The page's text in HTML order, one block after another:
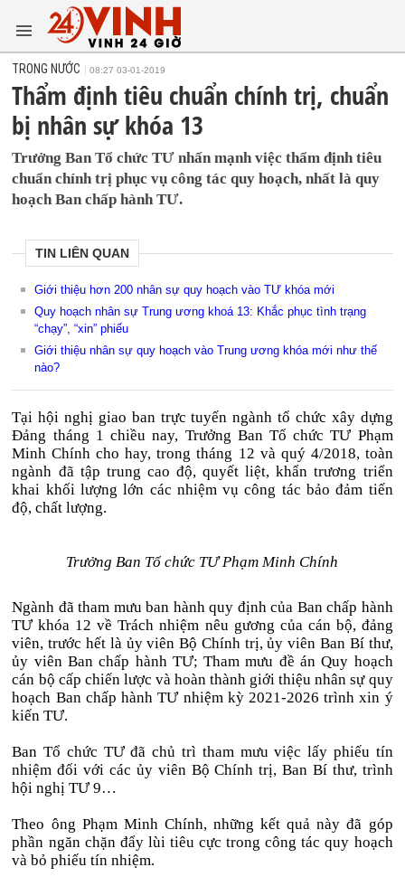
TRONG NƯỚC 08:27 03-01-2019
Thẩm định tiêu chuẩn chính trị, chuẩn
bị nhân sự khóa 13
Trưởng Ban Tổ chức TƯ nhấn mạnh việc thẩm định tiêu
chuẩn chính trị phục vụ công tác quy hoạch, nhất là quy
hoạch Ban chấp hành TƯ.
TIN LIÊN QUAN
Giới thiệu hơn 200 nhân sự quy hoạch vào TƯ khóa mới
Quy hoạch nhân sự Trung ương khoá 13: Khắc phục tình trạng
“chạy”, “xin” phiếu
Giới thiệu nhân sự quy hoạch vào Trung ương khóa mới như thế
nào?
Tại hội nghị giao ban trực tuyến ngành tổ chức xây dựng
Đảng tháng 1 chiều nay, Trưởng Ban Tổ chức TƯ Phạm
Minh Chính cho hay, trong tháng 12 và quý 4/2018, toàn
ngành đã tập trung cao độ, quyết liệt, khẩn trương triển
khai khối lượng lớn các nhiệm vụ công tác bảo đảm tiến
độ, chất lượng.
Trưởng Ban Tổ chức TƯ Phạm Minh Chính
Ngành đã tham mưu ban hành quy định của Ban chấp hành
TƯ khóa 12 về Trách nhiệm nêu gương của cán bộ, đảng
viên, trước hết là ủy viên Bộ Chính trị, ủy viên Ban Bí thư,
ủy viên Ban chấp hành TƯ; Tham mưu đề án Quy hoạch
cán bộ cấp chiến lược và hoàn thành giới thiệu nhân sự quy
hoạch Ban chấp hành TƯ nhiệm kỳ 2021-2026 trình xin ý
kiến TƯ.
Ban Tổ chức TƯ đã chủ trì tham mưu việc lấy phiếu tín
nhiệm đối với các ủy viên Bộ Chính trị, Ban Bí thư, trình
hội nghị TƯ 9…
Theo ông Phạm Minh Chính, những kết quả này đã góp
phần ngăn chặn đẩy lùi tiêu cực trong công tác quy hoạch
và bỏ phiếu tín nhiệm.